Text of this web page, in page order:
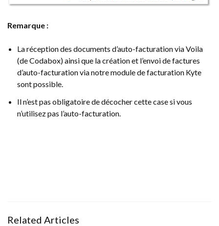
Remarque :
La réception des documents d’auto-facturation via Voila
(de Codabox) ainsi que la création et l’envoi de factures
d’auto-facturation via notre module de facturation Kyte
sont possible.
Il n’est pas obligatoire de décocher cette case si vous
n’utilisez pas l’auto-facturation.
Related Articles